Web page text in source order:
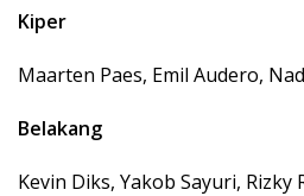
Kiper
Maarten Paes, Emil Audero,
Belakang
Kevin Diks, Yakob Sayuri, Rizky